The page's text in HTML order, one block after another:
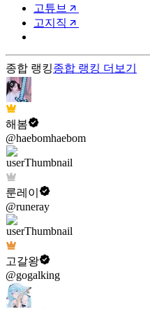
고튜브
고지직
종합 랭킹종합 랭킹 더보기
해봄
@haebomhaebom
룬레이
@runeray
고갈왕
@gogalking